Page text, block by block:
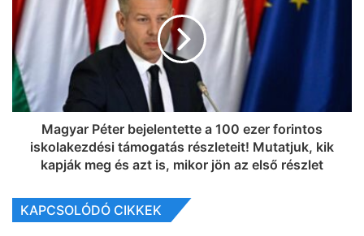
Magyar Péter bejelentette a 100 ezer forintos
iskolakezdési támogatás részleteit! Mutatjuk, kik
kapják meg és azt is, mikor jön az első részlet
KAPCSOLÓDÓ CIKKEK